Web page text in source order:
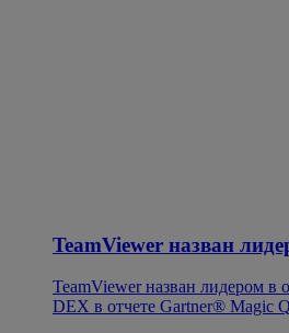
TeamViewer назван
TeamViewer назван лидером в
DEX в отчете Gartner® Magic